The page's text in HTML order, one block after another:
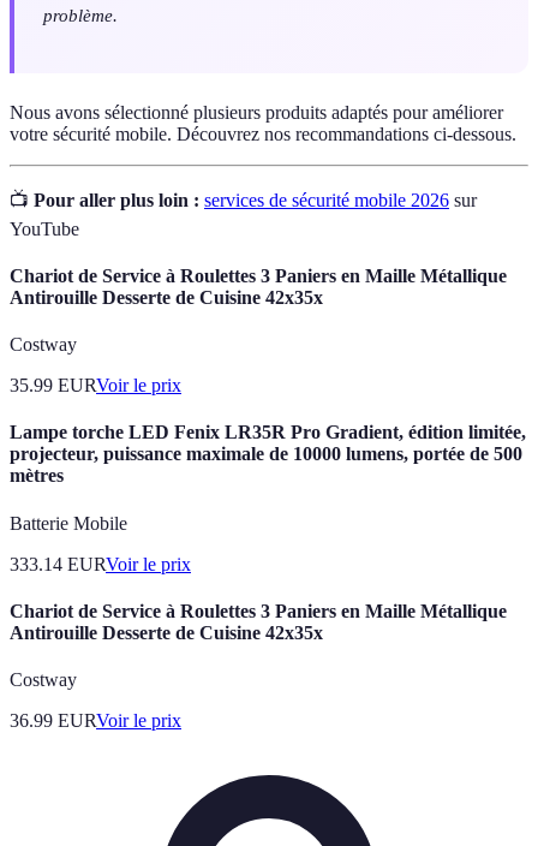
problème.
Nous avons sélectionné plusieurs produits adaptés pour améliorer
votre sécurité mobile. Découvrez nos recommandations ci-dessous.
📺 Pour aller plus loin : services de sécurité mobile 2026 sur
YouTube
Chariot de Service à Roulettes 3 Paniers en Maille Métallique
Antirouille Desserte de Cuisine 42x35x
Costway
35.99 EURVoir le prix
Lampe torche LED Fenix LR35R Pro Gradient, édition limitée,
projecteur, puissance maximale de 10000 lumens, portée de 500
mètres
Batterie Mobile
333.14 EURVoir le prix
Chariot de Service à Roulettes 3 Paniers en Maille Métallique
Antirouille Desserte de Cuisine 42x35x
Costway
36.99 EURVoir le prix